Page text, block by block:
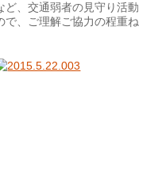
ど、交通弱者の見守り活動
で、ご理解ご協力の程重ね